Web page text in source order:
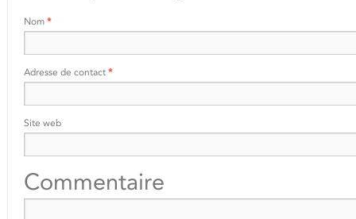
Nom *
Adresse de contact *
Site web
Commentaire